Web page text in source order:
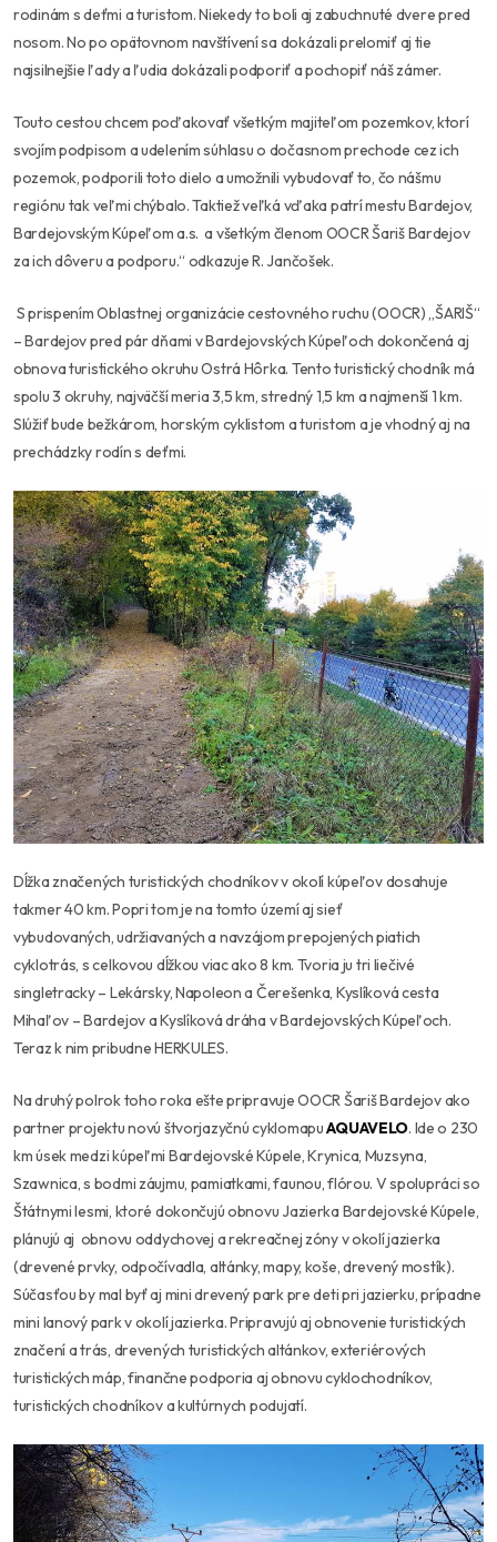
rodinám s deťmi a turistom. Niekedy to boli aj zabuchnuté dvere pred
nosom. No po opätovnom navštívení sa dokázali prelomiť aj tie
najsilnejšie ľady a ľudia dokázali podporiť a pochopiť náš zámer.
Touto cestou chcem poďakovať všetkým majiteľom pozemkov, ktorí
svojím podpisom a udelením súhlasu o dočasnom prechode cez ich
pozemok, podporili toto dielo a umožnili vybudovať to, čo nášmu
regiónu tak veľmi chýbalo. Taktiež veľká vďaka patrí mestu Bardejov,
Bardejovským Kúpeľom a.s. a všetkým členom OOCR Šariš Bardejov
za ich dôveru a podporu.“ odkazuje R. Jančošek.
S prispením Oblastnej organizácie cestovného ruchu (OOCR) „ŠARIŠ“
– Bardejov pred pár dňami v Bardejovských Kúpeľoch dokončená aj
obnova turistického okruhu Ostrá Hôrka. Tento turistický chodník má
spolu 3 okruhy, najväčší meria 3,5 km, stredný 1,5 km a najmenší 1 km.
Slúžiť bude bežkárom, horským cyklistom a turistom a je vhodný aj na
prechádzky rodín s deťmi.
Dĺžka značených turistických chodníkov v okolí kúpeľov dosahuje
takmer 40 km. Popri tom je na tomto území aj sieť
vybudovaných, udržiavaných a navzájom prepojených piatich
cyklotrás, s celkovou dĺžkou viac ako 8 km. Tvoria ju tri liečivé
singletracky – Lekársky, Napoleon a Čerešenka, Kyslíková cesta
Mihaľov – Bardejov a Kyslíková dráha v Bardejovských Kúpeľoch.
Teraz k nim pribudne HERKULES.
Na druhý polrok toho roka ešte pripravuje OOCR Šariš Bardejov ako
partner projektu novú štvorjazyčnú cyklomapuAQUAVELO. Ide o 230
km úsek medzi kúpeľmi Bardejovské Kúpele, Krynica, Muzsyna,
Szawnica, s bodmi záujmu, pamiatkami, faunou, flórou. V spolupráci so
Štátnymi lesmi, ktoré dokončujú obnovu Jazierka Bardejovské Kúpele,
plánujú aj obnovu oddychovej a rekreačnej zóny v okolí jazierka
(drevené prvky, odpočívadla, altánky, mapy, koše, drevený mostík).
Súčasťou by mal byť aj mini drevený park pre deti pri jazierku, prípadne
mini lanový park v okolí jazierka. Pripravujú aj obnovenie turistických
značení a trás, drevených turistických altánkov, exteriérových
turistických máp, finančne podporia aj obnovu cyklochodníkov,
turistických chodníkov a kultúrnych podujatí.